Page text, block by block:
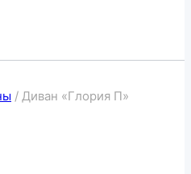
/ Диван «Глория П»